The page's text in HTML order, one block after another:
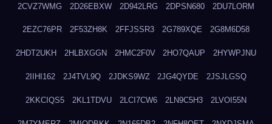
2CVZ7WMG 2D26EBXW 2D942LRG 2DPSN680 2DU7LORM
2EZC76PR 2F53ZH8K 2FFJSSR3 2G789XQE 2G8M6D58
2HDT2UKH 2HLBXGGN 2HMC2F0V 2HO7QAUP 2HYWPJNU
2IIHI162 2J4TVL9Q 2JDKS9WZ 2JG4QYDE 2JSJLGSQ
2KKCIQS5 2KL1TDVU 2LCI7CW6 2LN9C5H3 2LVOI55N